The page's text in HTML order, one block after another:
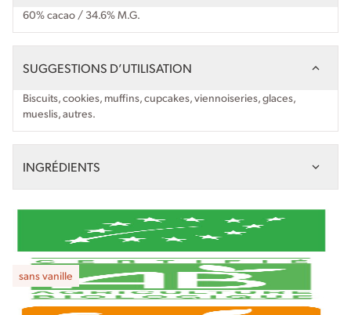
60% cacao / 34.6% M.G.
SUGGESTIONS D’UTILISATION
Biscuits, cookies, muffins, cupcakes, viennoiseries, glaces,
mueslis, autres.
INGRÉDIENTS
sans vanille